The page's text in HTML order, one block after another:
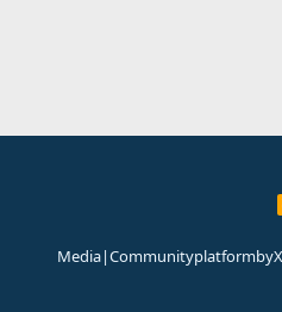
R
S
Community platform by
|
Media